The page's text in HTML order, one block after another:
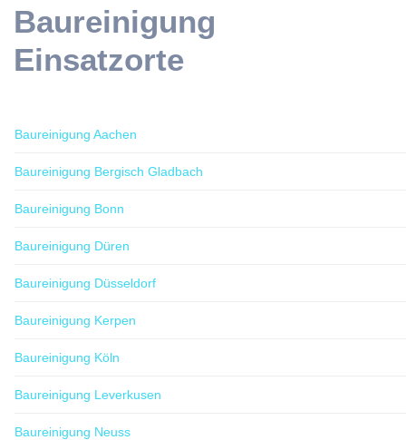
Baureinigung
Einsatzorte
Baureinigung Aachen
Baureinigung Bergisch Gladbach
Baureinigung Bonn
Baureinigung Düren
Baureinigung Düsseldorf
Baureinigung Kerpen
Baureinigung Köln
Baureinigung Leverkusen
Baureinigung Neuss